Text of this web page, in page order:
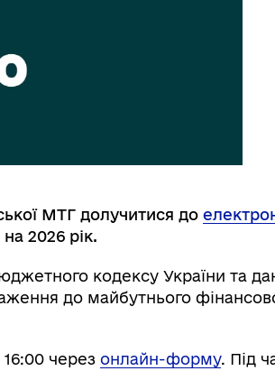
МТГ долучитися до
2026 рік.
кодексу України та
до майбутнього
через онлайн-форму. Під